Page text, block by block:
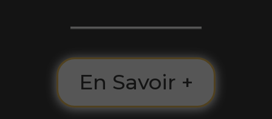
En Savoir +